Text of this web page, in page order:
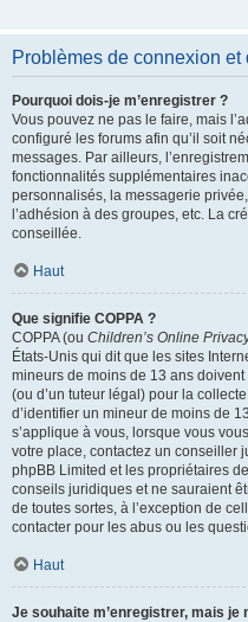
Problèmes de connexion et
Pourquoi dois-je m’enregistrer ?
Vous pouvez ne pas le faire, mais
configuré les forums afin qu’il soit
messages. Par ailleurs,
fonctionnalités supplémentaires
personnalisés, la messagerie
l’adhésion à des groupes, etc. La
conseillée.
Haut
Que signifie COPPA ?
COPPA (ou Children’s Online
États-Unis qui dit que les sites
mineurs de moins de 13 ans
(ou d’un tuteur légal) pour la
d’identifier un mineur de moins de
s’applique à vous, lorsque vous
votre place, contactez un conseiller
phpBB Limited et les propriétaires
conseils juridiques et ne sauraient
de toutes sortes, à l’exception de
contacter pour les abus ou les
Haut
Je souhaite m’enregistrer, mais je